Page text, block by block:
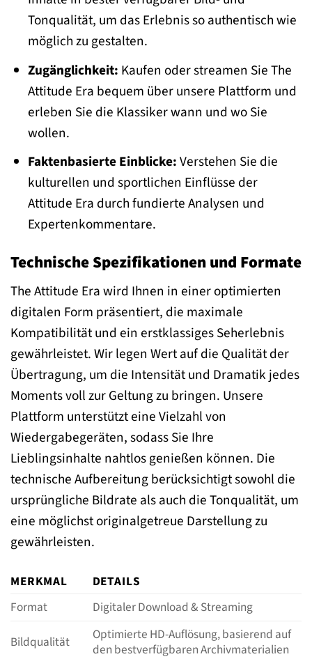
Tonqualität, um das Erlebnis so authentisch wie
möglich zu gestalten.
Zugänglichkeit: Kaufen oder streamen Sie The
Attitude Era bequem über unsere Plattform und
erleben Sie die Klassiker wann und wo Sie
wollen.
Faktenbasierte Einblicke:Verstehen Sie die
kulturellen und sportlichen Einflüsse der
Attitude Era durch fundierte Analysen und
Expertenkommentare.
Technische Spezifikationen und Formate
The Attitude Era wird Ihnen in einer optimierten
digitalen Form präsentiert, die maximale
Kompatibilität und ein erstklassiges Seherlebnis
gewährleistet. Wir legen Wert auf die Qualität der
Übertragung, um die Intensität und Dramatik jedes
Moments voll zur Geltung zu bringen. Unsere
Plattform unterstützt eine Vielzahl von
Wiedergabegeräten, sodass Sie Ihre
Lieblingsinhalte nahtlos genießen können. Die
technische Aufbereitung berücksichtigt sowohl die
ursprüngliche Bildrate als auch die Tonqualität, um
eine möglichst originalgetreue Darstellung zu
gewährleisten.
MERKMAL
DETAILS
Format
Digitaler Download & Streaming
Bildqualität
Optimierte HD-Auflösung, basierend auf
den bestverfügbaren Archivmaterialien